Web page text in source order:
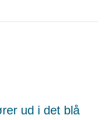
ud i det blå